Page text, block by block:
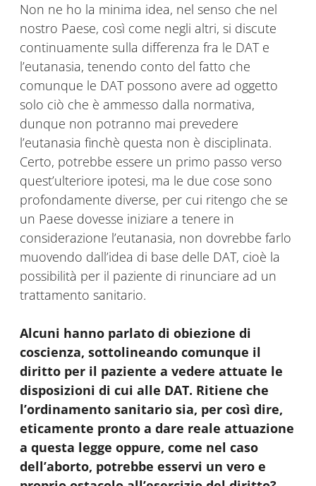
Non ne ho la minima idea, nel senso che nel
nostro Paese, così come negli altri, si discute
continuamente sulla differenza fra le DAT e
l’eutanasia, tenendo conto del fatto che
comunque le DAT possono avere ad oggetto
solo ciò che è ammesso dalla normativa,
dunque non potranno mai prevedere
l’eutanasia finchè questa non è disciplinata.
Certo, potrebbe essere un primo passo verso
quest’ulteriore ipotesi, ma le due cose sono
profondamente diverse, per cui ritengo che se
un Paese dovesse iniziare a tenere in
considerazione l’eutanasia, non dovrebbe farlo
muovendo dall’idea di base delle DAT, cioè la
possibilità per il paziente di rinunciare ad un
trattamento sanitario.
Alcuni hanno parlato di obiezione di
coscienza, sottolineando comunque il
diritto per il paziente a vedere attuate le
disposizioni di cui alle DAT. Ritiene che
l’ordinamento sanitario sia, per così dire,
eticamente pronto a dare reale attuazione
a questa legge oppure, come nel caso
dell’aborto, potrebbe esservi un vero e